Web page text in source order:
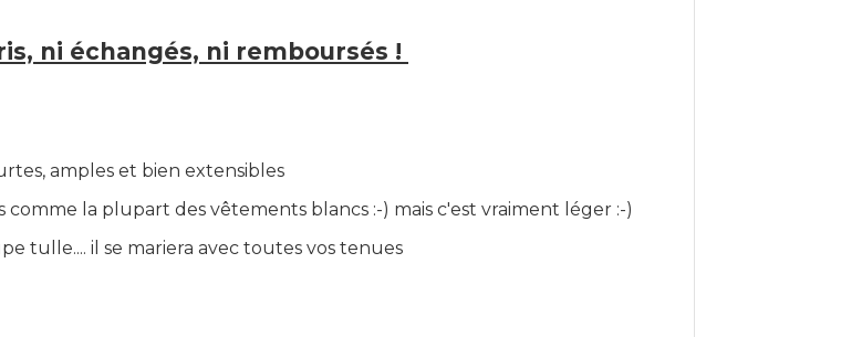
ni échangés, ni remboursés !
amples et bien extensibles
la plupart des vêtements blancs :-) mais c'est vraiment léger :-)
tulle.... il se mariera avec toutes vos tenues